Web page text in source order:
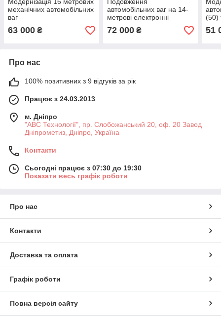
Модернізація 16 метрових
механічних автомобільних
ваг
63 000 ₴
Подовження
автомобільних ваг на 14-
метрові електронні
72 000₴
(50)
51
Про нас
100% позитивних з 9 відгуків за рік
Працює з 24.03.2013
м. Дніпро
"АВС Технології", пр. Слобожанський 20, оф. 20 Завод
Дніпрометиз, Дніпро, Україна
Контакти
Сьогодні працює з 07:30 до 19:30
Показати весь графік роботи
Про нас
Контакти
Доставка та оплата
Графік роботи
Повна версія сайту